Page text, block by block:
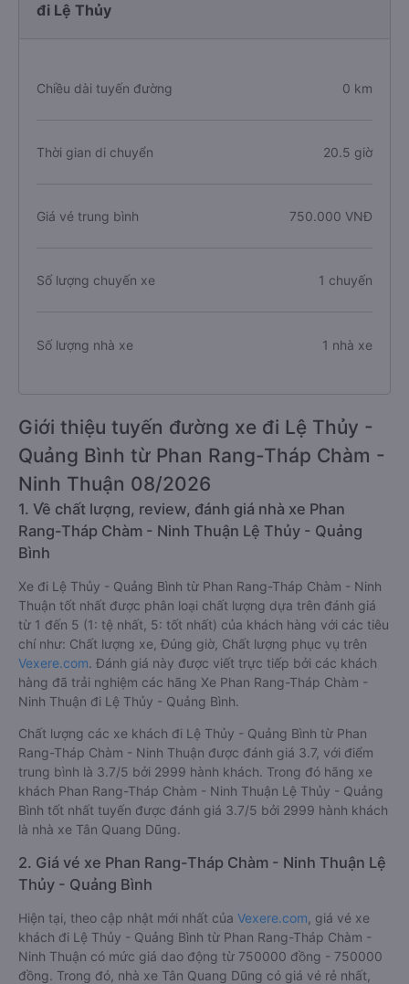
đi Lệ Thủy
Chiều dài tuyến đường 0 km
Thời gian di chuyển 20.5 giờ
Giá vé trung bình 750.000 VNĐ
Số lượng chuyến xe 1 chuyến
Số lượng nhà xe 1 nhà xe
Giới thiệu tuyến đường xe đi Lệ Thủy -
Quảng Bình từ Phan Rang-Tháp Chàm -
Ninh Thuận 08/2026
1. Về chất lượng, review, đánh giá nhà xe Phan
Rang-Tháp Chàm - Ninh Thuận Lệ Thủy - Quảng
Bình
Xe đi Lệ Thủy - Quảng Bình từ Phan Rang-Tháp Chàm - Ninh
Thuận tốt nhất được phân loại chất lượng dựa trên đánh giá
từ 1 đến 5 (1: tệ nhất, 5: tốt nhất) của khách hàng với các tiêu
chí như: Chất lượng xe, Đúng giờ, Chất lượng phục vụ trên
Vexere.com. Đánh giá này được viết trực tiếp bởi các khách
hàng đã trải nghiệm các hãng Xe Phan Rang-Tháp Chàm -
Ninh Thuận đi Lệ Thủy - Quảng Bình.
Chất lượng các xe khách đi Lệ Thủy - Quảng Bình từ Phan
Rang-Tháp Chàm - Ninh Thuận được đánh giá 3.7, với điểm
trung bình là 3.7/5 bởi 2999 hành khách. Trong đó hãng xe
khách Phan Rang-Tháp Chàm - Ninh Thuận Lệ Thủy - Quảng
Bình tốt nhất tuyến được đánh giá 3.7/5 bởi 2999 hành khách
là nhà xe Tân Quang Dũng.
2. Giá vé xe Phan Rang-Tháp Chàm - Ninh Thuận Lệ
Thủy - Quảng Bình
Hiện tại, theo cập nhật mới nhất của Vexere.com , giá vé xe
khách đi Lệ Thủy - Quảng Bình từ Phan Rang-Tháp Chàm -
Ninh Thuận có mức giá dao động từ 750000 đồng - 750000
đồng. Trong đó, nhà xe Tân Quang Dũng có giá vé rẻ nhất,